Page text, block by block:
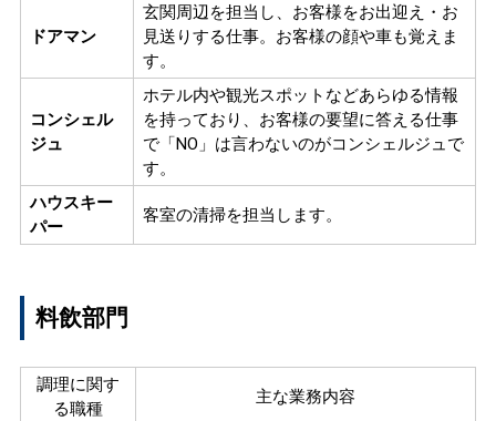
ドアマン
玄関周辺を担当し、お客様をお出迎え・お
見送りする仕事。 お客様の顔や車も覚えま
す。
コンシェル
ジュ
ホテル内や観光スポットなどあらゆる情報
を持っており、お客様の要望に答える仕事
で「NO」は言わないのがコンシェルジュで
す。
ハウスキー
パー
客室の清掃を担当します。
料飲部門
調理に関す
る職種
主な業務内容